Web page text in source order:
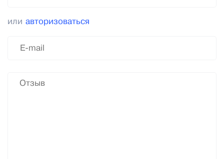
или авторизоваться